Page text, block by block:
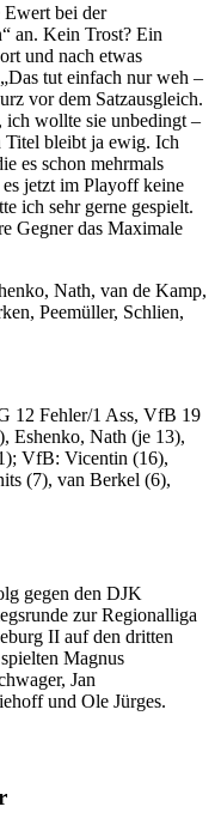
Ewert bei der
an. Kein Trost? Ein
und nach etwas
tut einfach nur weh –
vor dem Satzausgleich.
wollte sie unbedingt –
Titel bleibt ja ewig. Ich
es schon mehrmals
es jetzt im Playoff keine
ich sehr gerne gespielt.
Gegner das Maximale
Nath, van de Kamp,
Peemüller, Schlien,
12 Fehler/1 Ass, VfB 19
Eshenko, Nath (je 13),
VfB: Vicentin (16),
(7), van Berkel (6),
gegen den DJK
zur Regionalliga
II auf den dritten
Magnus
Jan
und Ole Jürges.